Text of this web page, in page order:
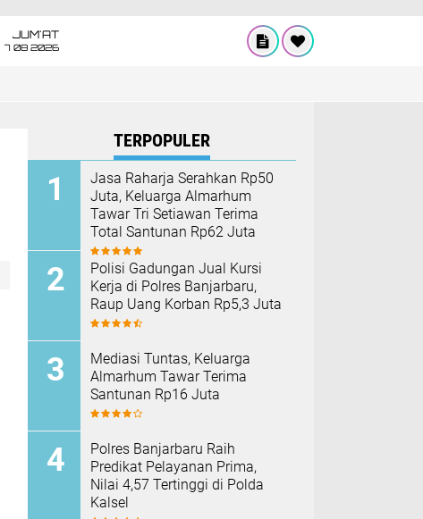
JUM'AT
7 08 2026
TERPOPULER
Jasa Raharja Serahkan Rp50
Juta, Keluarga Almarhum
Tawar Tri Setiawan Terima
Total Santunan Rp62 Juta
Polisi Gadungan Jual Kursi
Kerja di Polres Banjarbaru,
Raup Uang Korban Rp5,3 Juta
Mediasi Tuntas, Keluarga
Almarhum Tawar Terima
Santunan Rp16 Juta
Polres Banjarbaru Raih
Predikat Pelayanan Prima,
Nilai 4,57 Tertinggi di Polda
Kalsel